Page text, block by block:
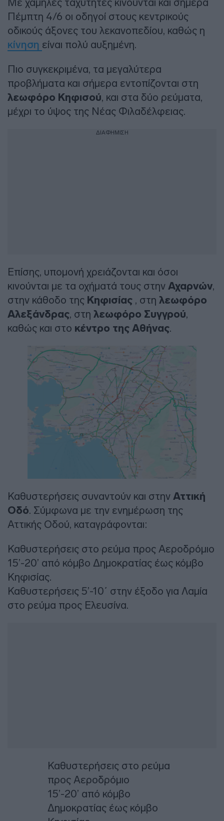
Με χαμηλές ταχύτητες κινούνται και σήμερα
Πέμπτη 4/6 οι οδηγοί στους κεντρικούς
οδικούς άξονες του λεκανοπεδίου, καθώς η
κίνηση είναι πολύ αυξημένη.
Πιο συγκεκριμένα, τα μεγαλύτερα
προβλήματα και σήμερα εντοπίζονται στη
λεωφόρο Κηφισού, και στα δύο ρεύματα,
μέχρι το ύψος της Νέας Φιλαδέλφειας.
ΔΙΑΦΗΜΙΣΗ
Επίσης, υπομονή χρειάζονται και όσοι
κινούνται με τα οχήματά τους στην Αχαρνών,
στην κάθοδο της Κηφισίας , στη λεωφόρο
Αλεξάνδρας, στη λεωφόρο Συγγρού,
καθώς και στο κέντρο της Αθήνας.
Καθυστερήσεις συναντούν και στην Αττική
Οδό. Σύμφωνα με την ενημέρωση της
Αττικής Οδού, καταγράφονται:
Καθυστερήσεις στο ρεύμα προς Αεροδρόμιο
15’-20’ από κόμβο Δημοκρατίας έως κόμβο
Κηφισίας.
Καθυστερήσεις 5’-10΄ στην έξοδο για Λαμία
στο ρεύμα προς Ελευσίνα.
Καθυστερήσεις στο ρεύμα
προς Αεροδρόμιο
15’-20’ από κόμβο
Δημοκρατίας έως κόμβο